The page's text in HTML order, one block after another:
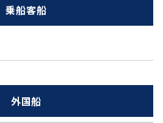
乗船客船
外国船